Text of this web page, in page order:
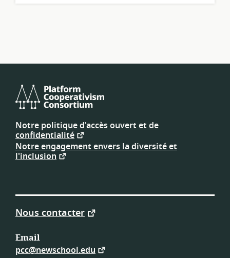
Consortium
de
plateforme
coopérative
Notre politique d'accès ouvert et de
confidentialité
Notre engagement envers la diversité et
l'inclusion
Nous contacter
Email
pcc@newschool.edu